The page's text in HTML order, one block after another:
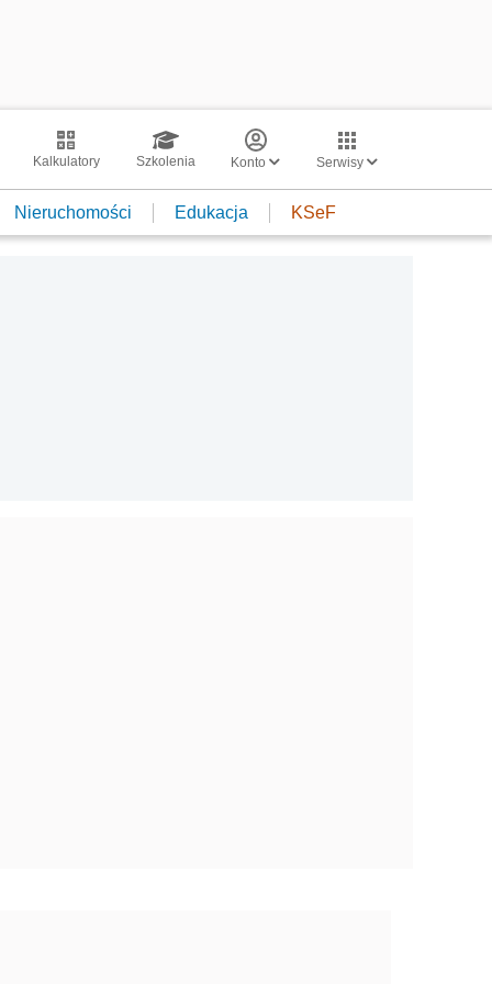
Kalkulatory Szkolenia Konto Serwisy
Nieruchomości Edukacja KSeF